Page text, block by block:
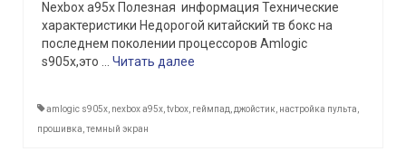
Nexbox a95x Полезная информация Технические
характеристики Недорогой китайский тв бокс на
последнем поколении процессоров Amlogic
s905x,это … Читать далее
amlogic s905x, nexbox a95x,tvbox, геймпад,джойстик, настройка пульта,
прошивка,темный экран